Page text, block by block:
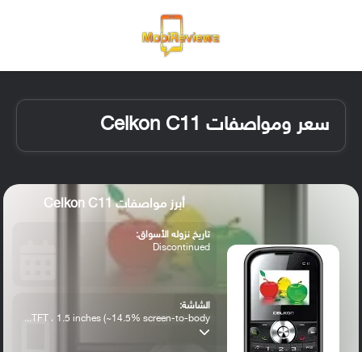
سعر ومواصفات Celkon C11
أبرز مواصفات Celkon C11
تاريخ نزوله الأسواق:
Discontinued
الشاشة:
TFT ، 1.5 inches (~14.5% screen-to-body...